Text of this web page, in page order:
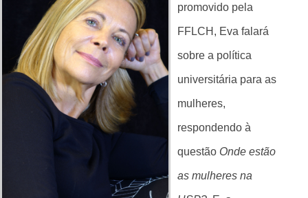
promovido pela
FFLCH, Eva falará
sobre a política
universitária para as
mulheres,
respondendo à
questão Onde estão
as mulheres na